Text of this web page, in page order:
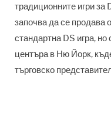
традиционните игри
започва да се продава
стандартна DS игра,
центъра в Ню Йорк,
търговско